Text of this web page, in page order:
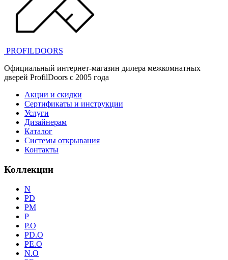
PROFILDOORS
Официальный интернет-магазин дилера межкомнатных
дверей ProfilDoors c 2005 года
Акции и скидки
Сертификаты и инструкции
Услуги
Дизайнерам
Каталог
Системы открывания
Контакты
Коллекции
N
PD
PM
P
P.O
PD.O
PE.O
N.O